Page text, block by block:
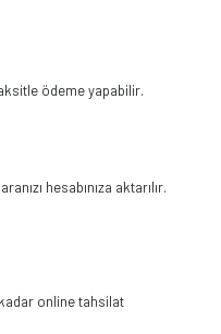
ödeme yapabilir.
hesabınıza aktarılır.
online tahsilat